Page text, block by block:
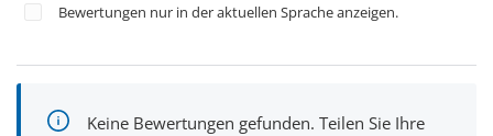
Bewertungen nur in der aktuellen Sprache anzeigen.
Keine Bewertungen gefunden. Teilen Sie Ihre